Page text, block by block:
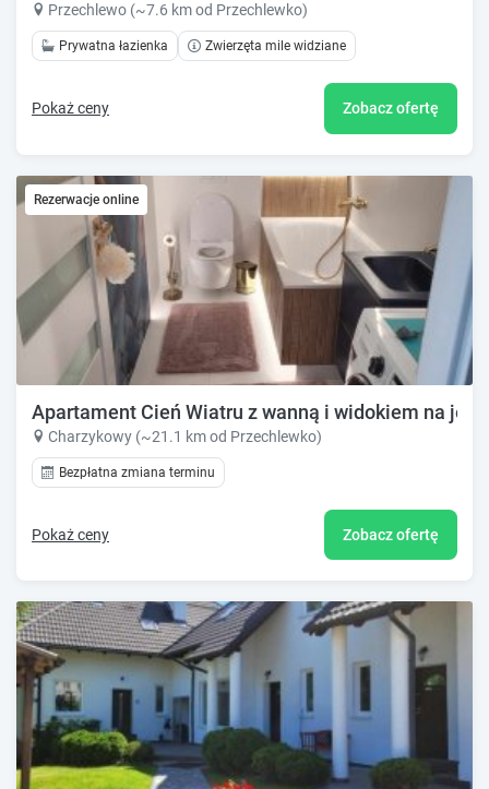
Przechlewo (~7.6 km od Przechlewko)
Prywatna łazienka Zwierzęta mile widziane
Pokaż ceny Zobacz ofertę
Rezerwacje online
Apartament Cień Wiatru z wanną i widokiem na
Charzykowy (~21.1 km od Przechlewko)
Bezpłatna zmiana terminu
Pokaż ceny Zobacz ofertę